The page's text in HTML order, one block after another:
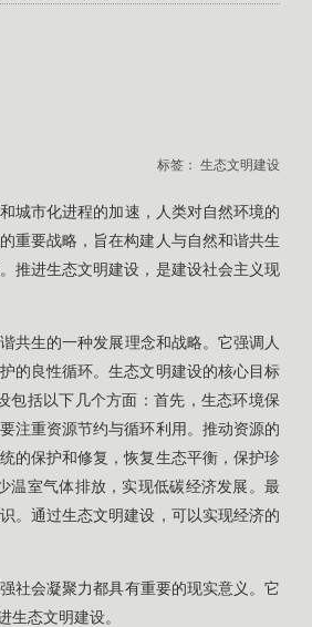
标签： 生态文明建设
城市化进程的加速，人类对自然环境的
重要战略，旨在构建人与自然和谐共生
推进生态文明建设，是建设社会主义现
共生的一种发展理念和战略。它强调人
的良性循环。生态文明建设的核心目标
包括以下几个方面：首先，生态环境保
注重资源节约与循环利用。推动资源的
的保护和修复，恢复生态平衡，保护珍
温室气体排放，实现低碳经济发展。最
。通过生态文明建设，可以实现经济的
社会凝聚力都具有重要的现实意义。它
生态文明建设。